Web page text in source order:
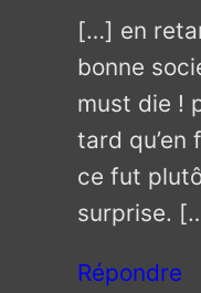
[…] en
bonne
must die !
tard qu’en
ce fut
surprise.
Répondre